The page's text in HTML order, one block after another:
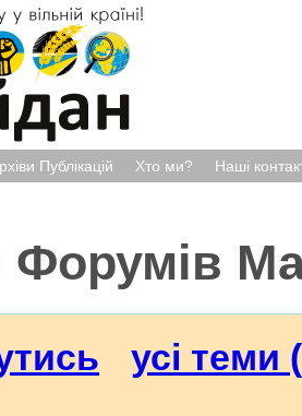
Публікацій Хто ми? Наші
Форумів
усі теми